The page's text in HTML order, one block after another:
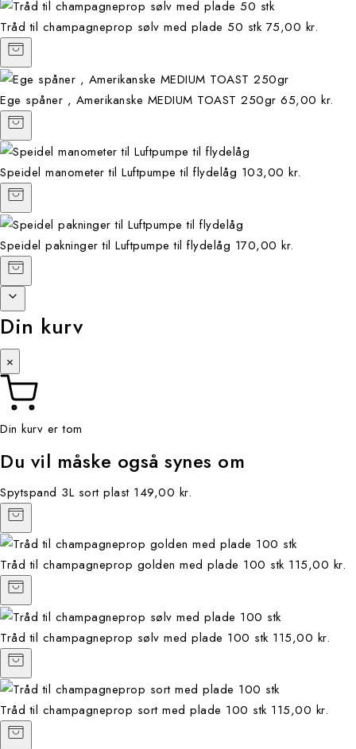
Tråd til champagneprop sølv med plade 50 stk 75,00 kr.
Ege spåner , Amerikanske MEDIUM TOAST 250gr 65,00 kr.
Speidel manometer til Luftpumpe til flydelåg 103,00 kr.
Speidel pakninger til Luftpumpe til flydelåg 170,00 kr.
Din kurv
×
Din kurv er tom
Du vil måske også synes om
Spytspand 3L sort plast 149,00 kr.
Tråd til champagneprop golden med plade 100 stk 115,00 kr.
Tråd til champagneprop sølv med plade 100 stk 115,00 kr.
Tråd til champagneprop sort med plade 100 stk 115,00 kr.